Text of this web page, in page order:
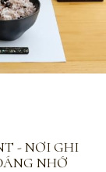
- NƠI GHI
NHỚ